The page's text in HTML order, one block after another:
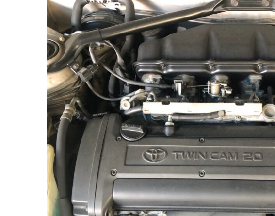
車内クリーニング(汚れ・ニオイ除去） 下廻り防錆塗装 タイヤ履き替え
定期洗車・ボディーコーティング